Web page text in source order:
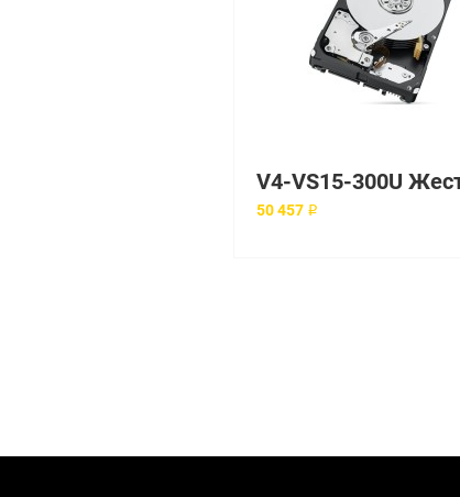
50 457 ₽